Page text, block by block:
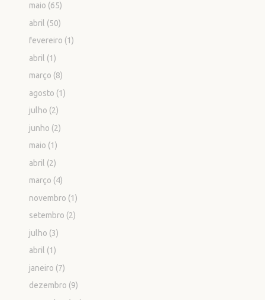
maio (65)
abril (50)
fevereiro (1)
abril (1)
março (8)
agosto (1)
julho (2)
junho (2)
maio (1)
abril (2)
março (4)
novembro (1)
setembro (2)
julho (3)
abril (1)
janeiro (7)
dezembro (9)